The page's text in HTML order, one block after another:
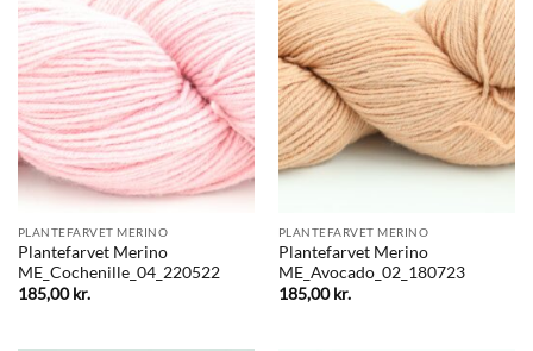
PLANTEFARVET MERINO
Plantefarvet Merino
ME_Cochenille_04_220522
185,00kr.
PLANTEFARVET MERINO
Plantefarvet Merino
ME_Avocado_02_180723
185,00kr.